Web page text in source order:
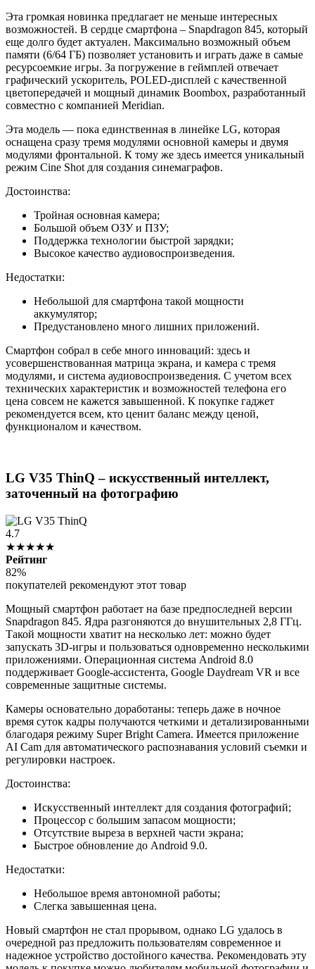
Эта громкая новинка предлагает не меньше интересных
возможностей. В сердце смартфона – Snapdragon 845, который
еще долго будет актуален. Максимально возможный объем
памяти (6/64 ГБ) позволяет установить и играть даже в самые
ресурсоемкие игры. За погружение в геймплей отвечает
графический ускоритель, POLED-дисплей с качественной
цветопередачей и мощный динамик Boombox, разработанный
совместно с компанией Meridian.
Эта модель — пока единственная в линейке LG, которая
оснащена сразу тремя модулями основной камеры и двумя
модулями фронтальной. К тому же здесь имеется уникальный
режим Cine Shot для создания синемаграфов.
Достоинства:
Тройная основная камера;
Большой объем ОЗУ и ПЗУ;
Поддержка технологии быстрой зарядки;
Высокое качество аудиовоспроизведения.
Недостатки:
Небольшой для смартфона такой мощности
аккумулятор;
Предустановлено много лишних приложений.
Смартфон собрал в себе много инноваций: здесь и
усовершенствованная матрица экрана, и камера с тремя
модулями, и система аудиовоспроизведения. С учетом всех
технических характеристик и возможностей телефона его
цена совсем не кажется завышенной. К покупке гаджет
рекомендуется всем, кто ценит баланс между ценой,
функционалом и качеством.
LG V35 ThinQ – искусственный интеллект,
заточенный на фотографию
4.7
★★★★★
Рейтинг
82%
покупателей рекомендуют этот товар
Мощный смартфон работает на базе предпоследней версии
Snapdragon 845. Ядра разгоняются до внушительных 2,8 ГГц.
Такой мощности хватит на несколько лет: можно будет
запускать 3D-игры и пользоваться одновременно несколькими
приложениями. Операционная система Android 8.0
поддерживает Google-ассистента, Google Daydream VR и все
современные защитные системы.
Камеры основательно доработаны: теперь даже в ночное
время суток кадры получаются четкими и детализированными
благодаря режиму Super Bright Camera. Имеется приложение
AI Cam для автоматического распознавания условий съемки и
регулировки настроек.
Достоинства:
Искусственный интеллект для создания фотографий;
Процессор с большим запасом мощности;
Отсутствие выреза в верхней части экрана;
Быстрое обновление до Android 9.0.
Недостатки:
Небольшое время автономной работы;
Слегка завышенная цена.
Новый смартфон не стал прорывом, однако LG удалось в
очередной раз предложить пользователям современное и
надежное устройство достойного качества. Рекомендовать эту